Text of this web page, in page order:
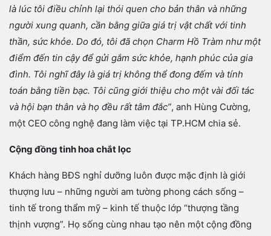
là lúc tôi điều chỉnh lại thói quen cho bản thân và những
người xung quanh, cần bằng giữa giá trị vật chất với tinh
thần, sức khỏe. Do đó, tôi đã chọn Charm Hồ Tràm như một
điểm đến tin cậy để gửi gắm sức khỏe, hạnh phúc của gia
đình. Tôi nghĩ đây là giá trị không thể đong đếm và tính
toán bằng tiền bạc. Tôi cũng giới thiệu cho một vài đối tác
và hội bạn thân và họ đều rất tâm đắc”, anh Hùng Cường,
một CEO công nghệ đang làm việc tại TP.HCM chia sẻ.
Cộng đồng tinh hoa chắt lọc
Khách hàng BĐS nghỉ dưỡng luôn được mặc định là giới
thượng lưu – những người am tường phong cách sống –
tinh tế trong thẩm mỹ – kinh tế thuộc lớp “thượng tầng
thịnh vượng”. Họ sống cùng nhau tạo nên một cộng đồng